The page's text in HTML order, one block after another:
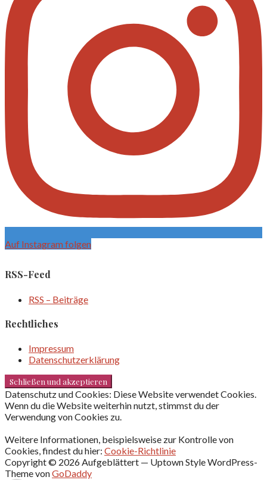
Auf Instagram folgen
RSS-Feed
RSS – Beiträge
Rechtliches
Impressum
Datenschutzerklärung
Datenschutz und Cookies: Diese Website verwendet Cookies.
Wenn du die Website weiterhin nutzt, stimmst du der
Verwendung von Cookies zu.
Weitere Informationen, beispielsweise zur Kontrolle von
Cookies, findest du hier: Cookie-Richtlinie
Copyright © 2026 Aufgeblättert — Uptown Style WordPress-
Theme vonGoDaddy